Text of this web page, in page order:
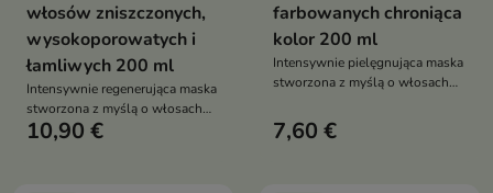
włosów zniszczonych,
wysokoporowatych i
łamliwych 200 ml
Intensywnie regenerująca maska
stworzona z myślą o włosach
wymagających odbudowy i
10,90 €
farbowanych chroniąca
kolor 200 ml
Intensywnie pielęgnująca maska
stworzona z myślą o włosach
7,60 €